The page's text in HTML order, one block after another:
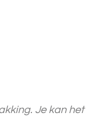
Je kan het